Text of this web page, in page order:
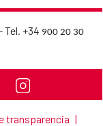
Tel. +34 900 20 30
details
transparencia |